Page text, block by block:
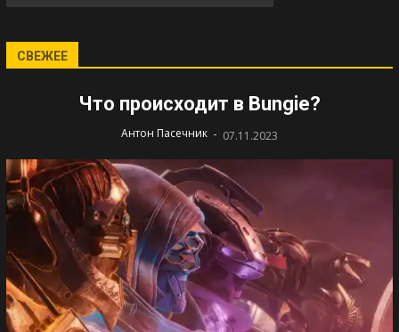
СВЕЖЕЕ
Что происходит в Bungie?
Антон Пасечник - 07.11.2023